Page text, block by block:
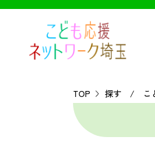
TOP 探す / こ